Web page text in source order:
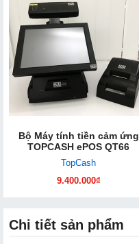
Bộ Máy tính tiền cảm ứng
TOPCASH ePOS QT66
TopCash
9.400.000₫
Chi tiết sản phẩm